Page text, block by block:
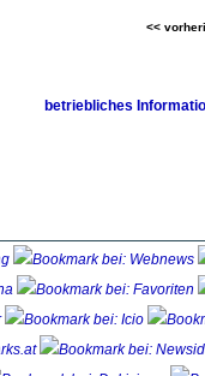
<<
betriebliches